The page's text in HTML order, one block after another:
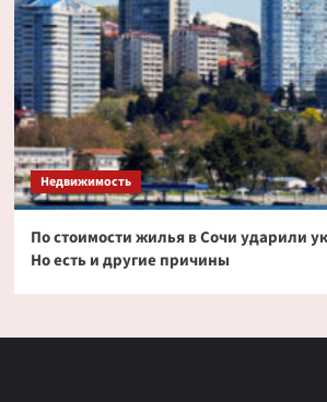
Недвижимость
По стоимости жилья в Сочи ударили
Но есть и другие причины